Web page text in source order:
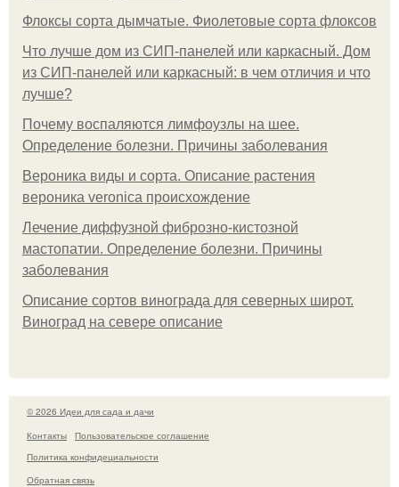
Флоксы сорта дымчатые. Фиолетовые сорта флоксов
Что лучше дом из СИП-панелей или каркасный. Дом
из СИП-панелей или каркасный: в чем отличия и что
лучше?
Почему воспаляются лимфоузлы на шее.
Определение болезни. Причины заболевания
Вероника виды и сорта. Описание растения
вероника veronica происхождение
Лечение диффузной фиброзно-кистозной
мастопатии. Определение болезни. Причины
заболевания
Описание сортов винограда для северных широт.
Виноград на севере описание
© 2026 Идеи для сада и дачи
Контакты
Пользовательское соглашение
Политика конфидециальности
Обратная связь